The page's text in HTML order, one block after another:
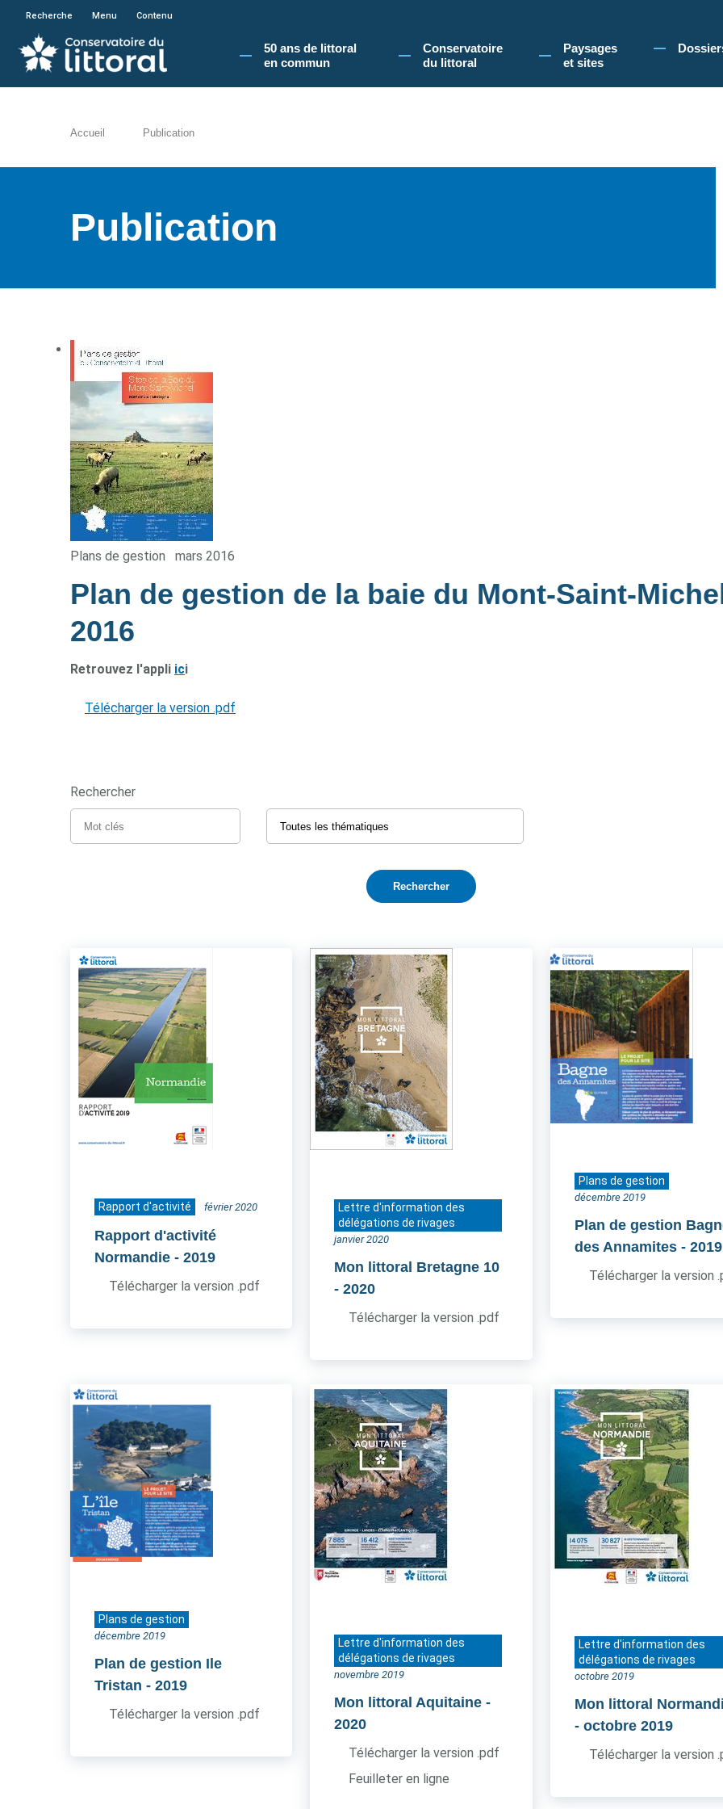
En poursuivant votre navigation sur le site du Conservatoire du littoral, vous acceptez l'utilisation de cookies pour vous
Recherche Menu Contenu
50 ans de littoral
en commun​
Conservatoire
du littoral
Paysages
et sites
Accueil Publication
Publication
Plans de gestion mars 2016
Plan de gestion de la baie du Mont-Saint-
2016
Retrouvez l'appli ici
Télécharger la version .pdf
Rechercher
Rapport d'activité février 2020
Rapport d'activité
Normandie - 2019
Télécharger la version .pdf
Lettre d'information des
délégations de rivages
janvier 2020
Mon littoral Bretagne 10
- 2020
Télécharger la version .pdf
Plans de gestion
décembre 2019
Plan de gestion
des Annamites - 2019
Télécharger la version
Plans de gestion
décembre 2019
Plan de gestion Ile
Tristan - 2019
Télécharger la version .pdf
Lettre d'information des
délégations de rivages
novembre 2019
Mon littoral Aquitaine -
2020
Télécharger la version .pdf
Feuilleter en ligne
Lettre d'information des
délégations de rivages
octobre 2019
Mon littoral
- octobre 2019
Télécharger la version